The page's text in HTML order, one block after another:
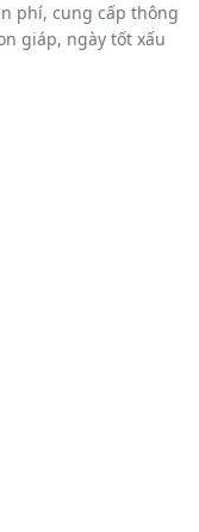
phí, cung cấp thông
giáp, ngày tốt xấu